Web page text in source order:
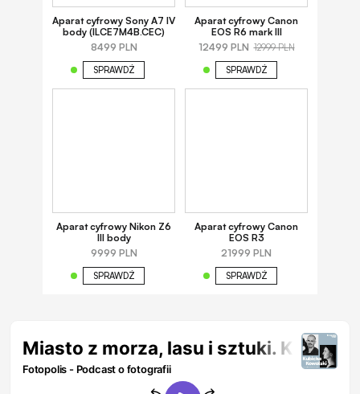
Aparat cyfrowy Sony A7 IV
body (ILCE7M4B.CEC)
8499 PLN
SPRAWDŹ
Aparat cyfrowy Canon
EOS R6 mark III
12499 PLN 12999 PLN
SPRAWDŹ
Aparat cyfrowy Nikon Z6
III body
9999 PLN
SPRAWDŹ
Aparat cyfrowy Canon
EOS R3
21999 PLN
SPRAWDŹ